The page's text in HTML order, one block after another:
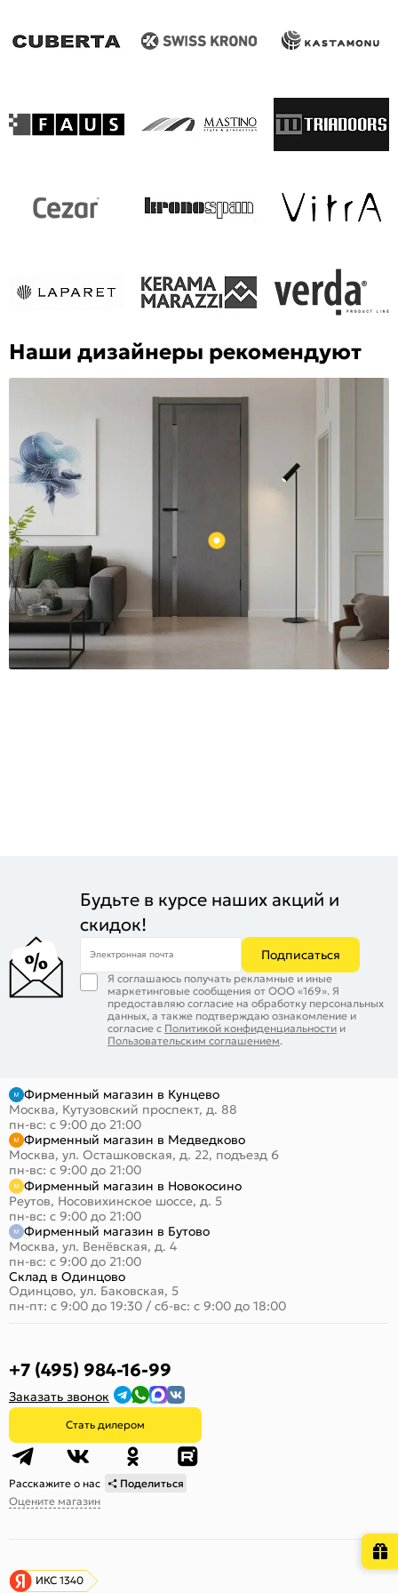
Наши дизайнеры рекомендуют
Будьте в курсе наших акций и
скидок!
Электронная почта Подписаться
Я соглашаюсь получать рекламные и иные
маркетинговые сообщения от ООО «169». Я
предоставляю согласие на обработку персональных
данных, а также подтверждаю ознакомление и
согласие с Политикой конфиденциальности и
Пользовательским соглашением.
Фирменный магазин в Кунцево
Москва, Кутузовский проспект, д. 88
пн-вс: с 9:00 до 21:00
Фирменный магазин в Медведково
Москва, ул. Осташковская, д. 22, подъезд 6
пн-вс: с 9:00 до 21:00
Фирменный магазин в Новокосино
Реутов, Носовихинское шоссе, д. 5
пн-вс: с 9:00 до 21:00
Фирменный магазин в Бутово
Москва, ул. Венёвская, д. 4
пн-вс: с 9:00 до 21:00
Склад в Одинцово
Одинцово, ул. Баковская, 5
пн-пт: с 9:00 до 19:30 / сб-вс: с 9:00 до 18:00
+7 (495) 984-16-99
Заказать звонок
Стать дилером
Расскажите о нас
Поделиться
Оцените магазин
ИКС 1340